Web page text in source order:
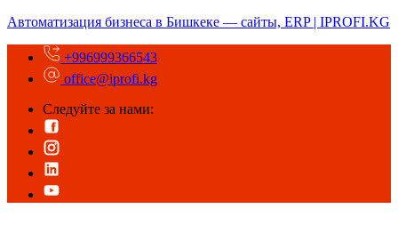
Автоматизация бизнеса в Бишкеке — сайты, ERP | IPROFI.KG
+996999366543
office@iprofi.kg
Следуйте за нами: